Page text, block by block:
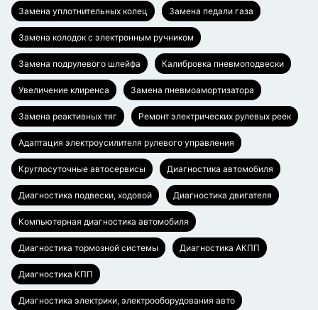
Замена уплотнительных колец Замена педали газа
Замена колодок с электронным ручником
Замена подрулевого шлейфа Калибровка пневмоподвески
Увеличение клиренса Замена пневмоамортизатора
Замена реактивных тяг Ремонт электрических рулевых реек
Адаптация электроусилителя рулевого управления
Круглосуточные автосервисы Диагностика автомобиля
Диагностика подвески, ходовой Диагностика двигателя
Компьютерная диагностика автомобиля
Диагностика тормозной системы Диагностика АКПП
Диагностика КПП
Диагностика электрики, электрооборудования авто